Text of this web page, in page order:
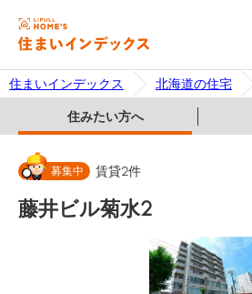
住まいインデックス 北海道の住宅
住みたい方へ
募集中 賃貸2件
藤井ビル菊水2